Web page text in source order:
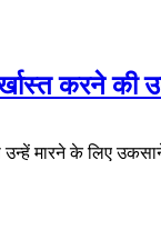
करने की
उन्हें मारने के लिए